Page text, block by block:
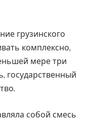
грузинского
комплексно,
мере три
государственный
собой смесь